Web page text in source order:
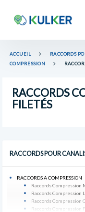
ACCUEIL RACCORDS
COMPRESSION
RACCORDS
FILETÉS
RACCORDS POUR
RACCORDS A COMPRESSION
Raccords Compression
Raccords Compression
Raccords Compression
Raccords Compression